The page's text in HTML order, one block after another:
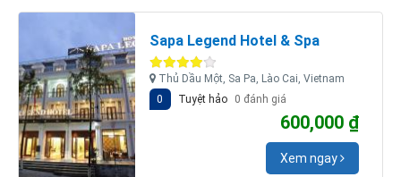
Sapa Legend Hotel & Spa
Thủ Dầu Một, Sa Pa, Lào Cai, Vietnam
Tuyệt hảo
0 đánh giá
0
600,000 ₫
Xem ngay